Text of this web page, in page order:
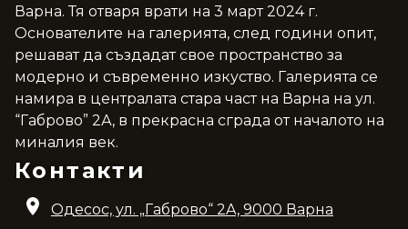
Варна. Тя отваря врати на 3 март 2024 г.
Основателите на галерията, след години опит,
решават да създадат свое пространство за
модерно и съвременно изкуство. Галерията се
намира в централата стара част на Варна на ул.
“Габрово” 2А, в прекрасна сграда от началото на
миналия век.
Контакти
Одесос, ул. „Габрово“ 2A, 9000 Варна